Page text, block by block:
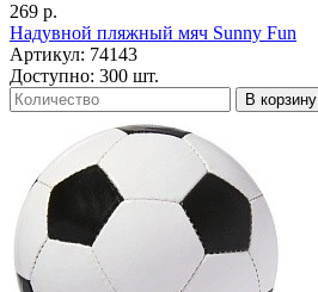
269 р.
Надувной пляжный мяч Sunny Fun
Артикул: 74143
Доступно: 300 шт.
В корзину